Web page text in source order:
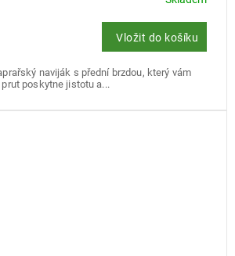
Vložit do košíku
naviják s přední brzdou, který vám
prut poskytne jistotu a...